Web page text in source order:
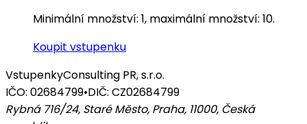
Minimální množství: 1, maximální množství: 10.
Koupit vstupenku
VstupenkyConsulting PR, s.r.o.
IČO: 02684799•DIČ: CZ02684799
Rybná 716/24, Staré Město, Praha, 11000, Česká